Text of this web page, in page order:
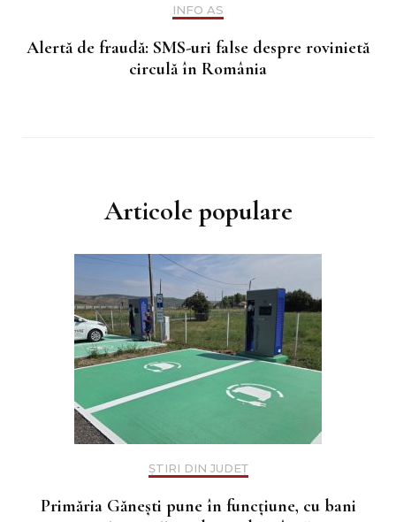
INFO AS
Alertă de fraudă: SMS-uri false despre rovinietă
circulă în România
Articole populare
ȘTIRI DIN JUDEȚ
Primăria Gănești pune în funcțiune, cu bani